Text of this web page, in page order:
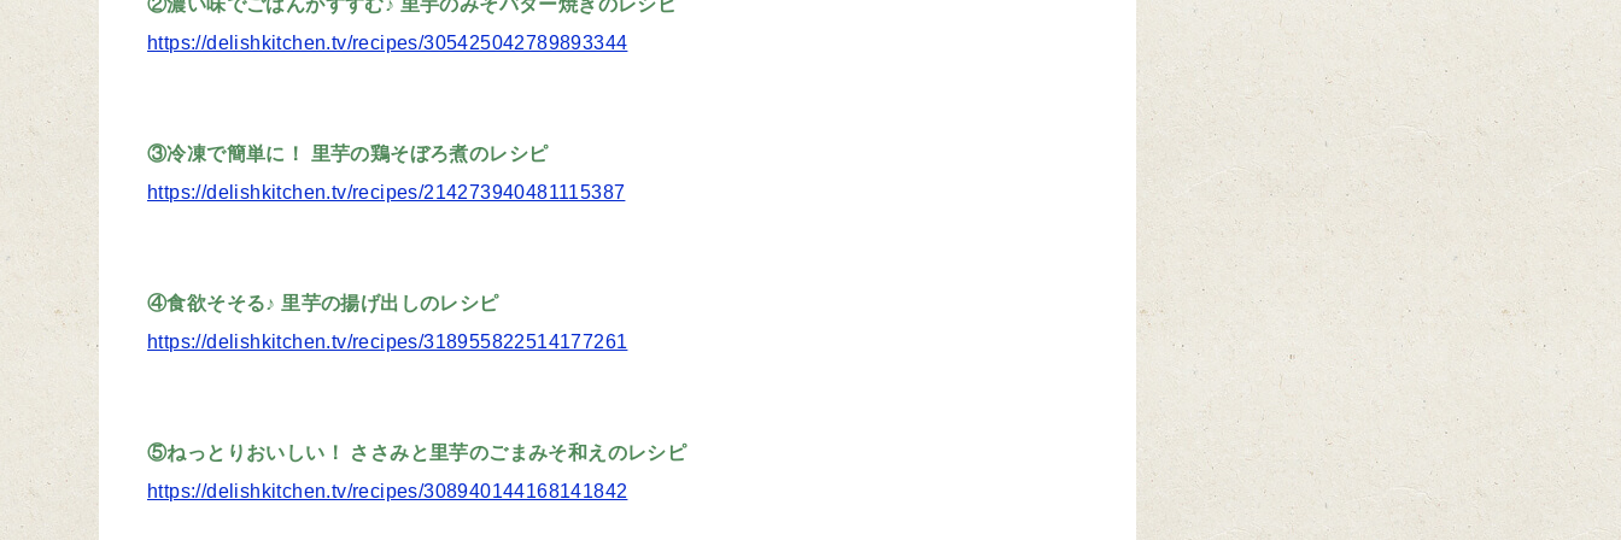
②濃い味でごはんがすすむ♪ 里芋のみそバター焼きのレシピ
https://delishkitchen.tv/recipes/305425042789893344
③冷凍で簡単に！ 里芋の鶏そぼろ煮のレシピ
https://delishkitchen.tv/recipes/214273940481115387
④食欲そそる♪ 里芋の揚げ出しのレシピ
https://delishkitchen.tv/recipes/318955822514177261
⑤ねっとりおいしい！ ささみと里芋のごまみそ和えのレシピ
https://delishkitchen.tv/recipes/308940144168141842